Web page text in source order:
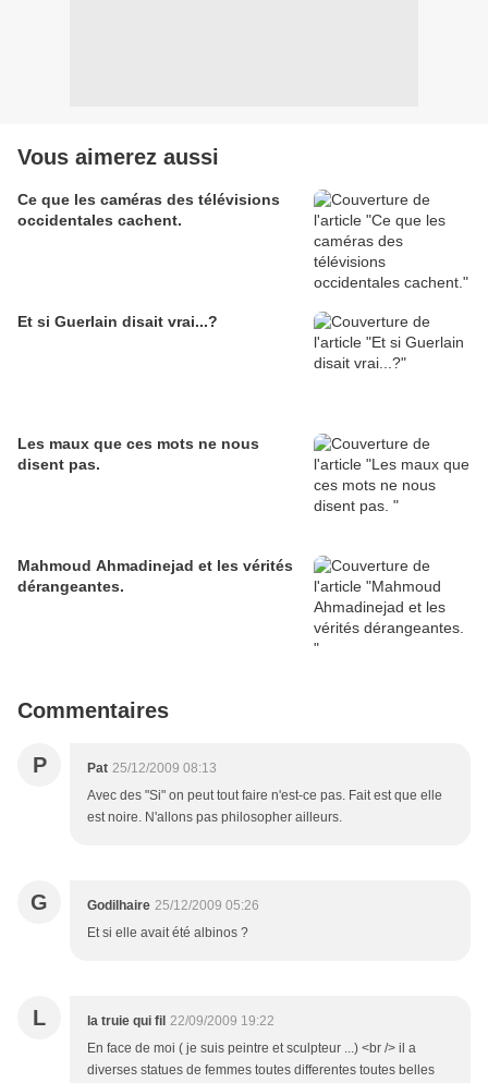
Vous aimerez aussi
Ce que les caméras des télévisions
occidentales cachent.
Et si Guerlain disait vrai...?
Les maux que ces mots ne nous
disent pas.
Mahmoud Ahmadinejad et les vérités
dérangeantes.
Commentaires
P Pat 25/12/2009 08:13
Avec des "Si" on peut tout faire n'est-ce pas. Fait est que elle
est noire. N'allons pas philosopher ailleurs.
G Godilhaire 25/12/2009 05:26
Et si elle avait été albinos ?
L la truie qui fil 22/09/2009 19:22
En face de moi ( je suis peintre et sculpteur ...) <br /> il a
diverses statues de femmes toutes differentes toutes belles